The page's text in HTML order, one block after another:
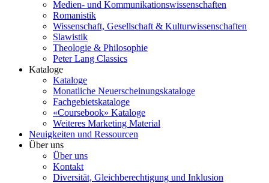
Medien- und Kommunikationswissenschaften
Romanistik
Wissenschaft, Gesellschaft & Kulturwissenschaften
Slawistik
Theologie & Philosophie
Peter Lang Classics
Kataloge
Kataloge
Monatliche Neuerscheinungskataloge
Fachgebietskataloge
«Coursebook» Kataloge
Weiteres Marketing Material
Neuigkeiten und Ressourcen
Über uns
Über uns
Kontakt
Diversität, Gleichberechtigung und Inklusion